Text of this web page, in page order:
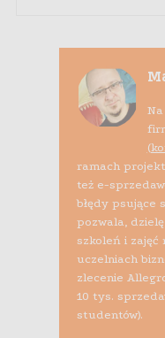
ramach
też e-
błędy psujące
pozwala,
szkoleń i zajęć
uczelniach
zlecenie
10 tys.
studentów).